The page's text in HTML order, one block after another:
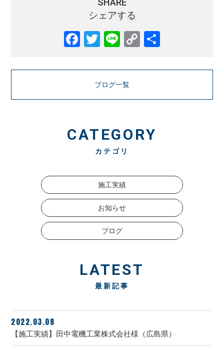
SHARE
シェアする
Facebook
Twitter
LineCopy
ブログ一覧
CATEGORY
カテゴリ
施工実績
お知らせ
ブログ
LATEST
最新記事
2022.03.08
【施工実績】田中電機工業株式会社様（広島県）